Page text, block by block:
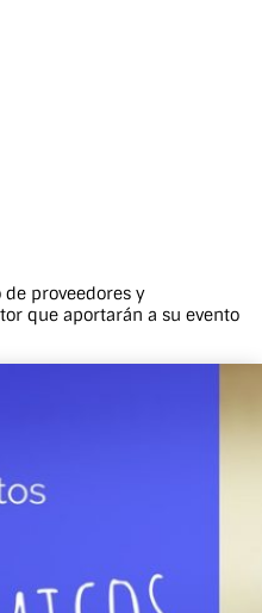
proveedores y
que aportarán a su evento